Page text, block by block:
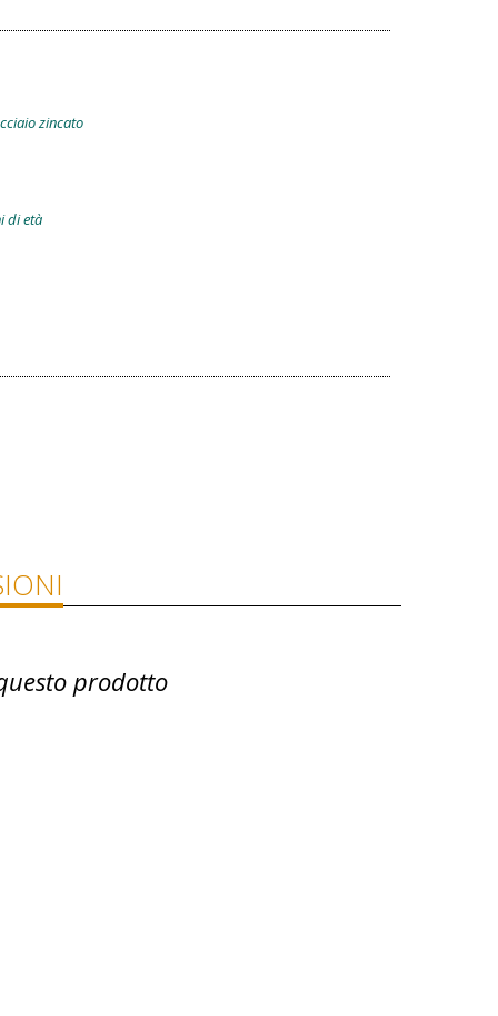
zincato
di età
prodotto